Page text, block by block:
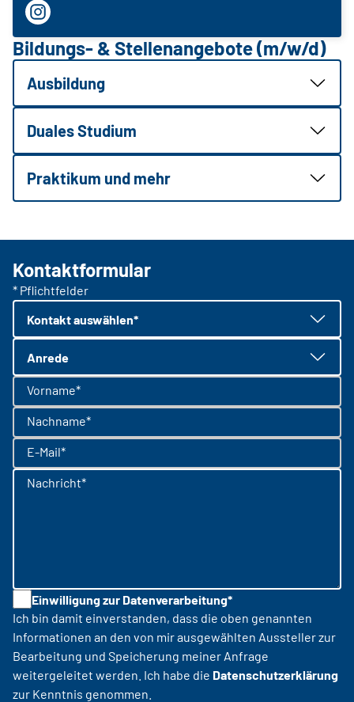
Bildungs- & Stellenangebote (m/w/d)
Ausbildung
Duales Studium
Praktikum und mehr
Kontaktformular
* Pflichtfelder
Kontakt auswählen*
Anrede
Vorname*
Nachname*
E-Mail*
Nachricht*
Einwilligung zur Datenverarbeitung*
Ich bin damit einverstanden, dass die oben genannten
Informationen an den von mir ausgewählten Aussteller zur
Bearbeitung und Speicherung meiner Anfrage
weitergeleitet werden. Ich habe die Datenschutzerklärung
zur Kenntnis genommen.